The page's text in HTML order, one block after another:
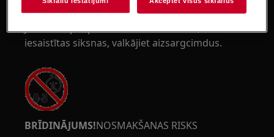
Ja veicat apkopes vai remonta darbus, kuros
iesaistītas siksnas, valkājiet aizsargcimdus.
BRĪDINĀJUMS!NOSMAKŠANAS RISKS